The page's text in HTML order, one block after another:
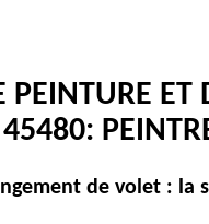
PEINTURE ET
de volet : la